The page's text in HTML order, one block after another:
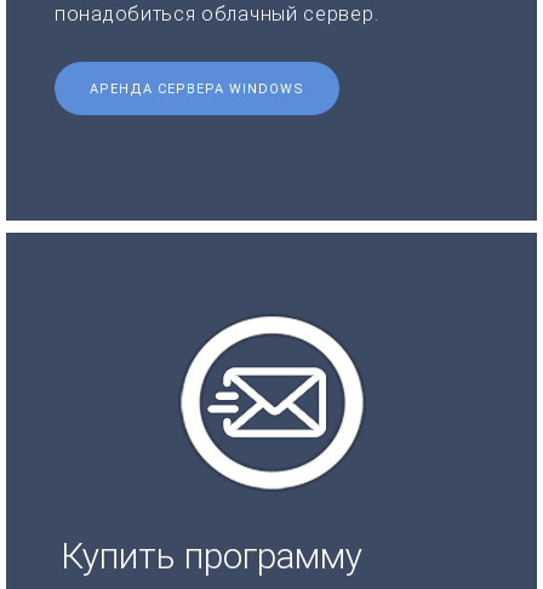
понадобиться облачный сервер.
АРЕНДА СЕРВЕРА WINDOWS
Купить программу